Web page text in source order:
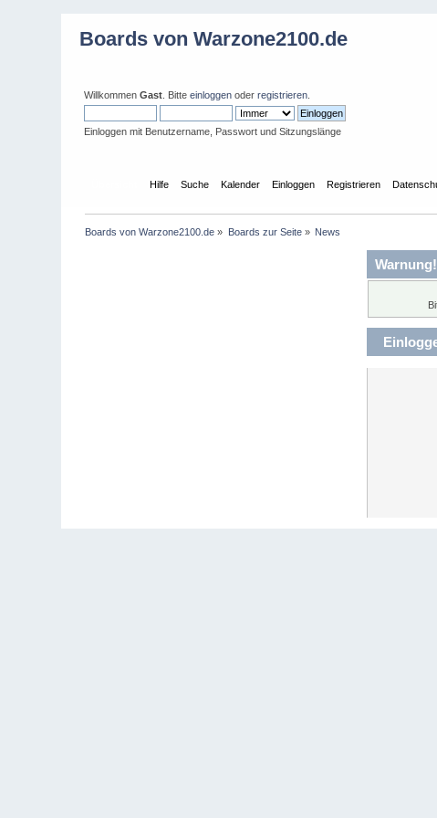
Boards von Warzone2100.de
WillkommenGast . Bitteeinloggen oderregistrieren
Einloggen mit Benutzername, Passwort und Sitzungslänge
Hilfe Suche Kalender Einloggen Registrieren
Boards von Warzone2100.de » Boards zur Seite» News
Warnung!